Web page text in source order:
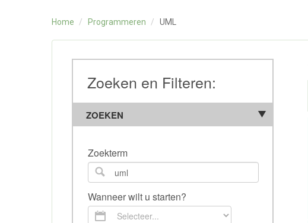
Home / Programmeren / UML
Zoeken en Filteren:
ZOEKEN
Zoekterm
Wanneer wilt u starten?